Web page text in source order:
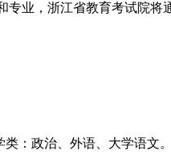
专业，浙江省教育考试院
：政治、外语、大学语文。